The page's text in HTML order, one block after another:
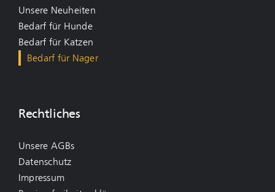
Unsere Neuheiten
Bedarf für Hunde
Bedarf für Katzen
Bedarf für Nager
Rechtliches
Unsere AGBs
Datenschutz
Impressum